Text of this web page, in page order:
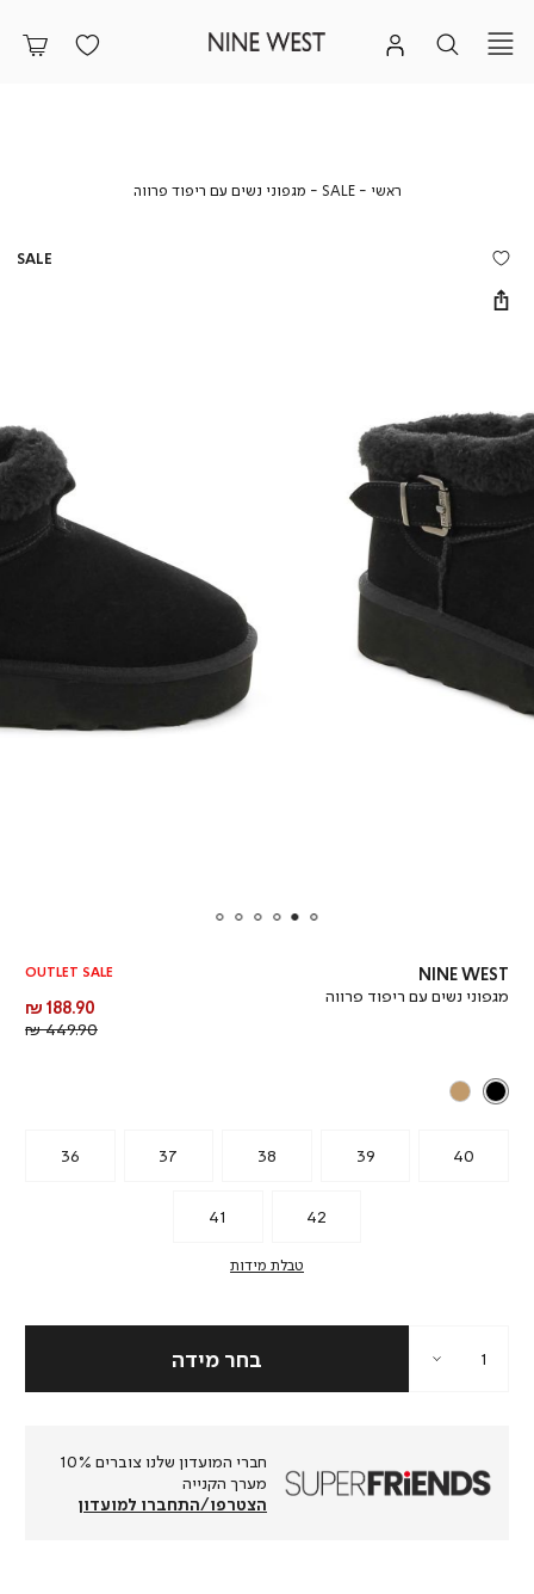
ראשי ראשי
SALE
SALE
מגפוני נשים עם ריפוד פרווהמגפוני
NINE WEST
מגפוני נשים עם ריפוד פרווה
OUTLET SALE
מחיר
מוצר
188.90 ₪
449.90 ₪
36 37 38 39 40
41 42
טבלת מידות
חברי המועדון שלנו צוברים 10%
מערך הקנייה
הצטרפו/התחברו למועדון
SALE